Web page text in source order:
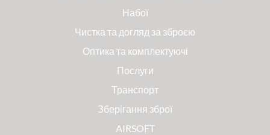
Набої
Чистка та догляд за зброєю
Оптика та комплектуючі
Послуги
Транспорт
Зберігання зброї
AIRSOFT